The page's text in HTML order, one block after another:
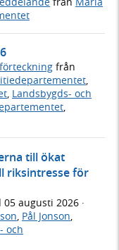
från
,
, Landsbygds- och
,
till ökat
riksintresse för
05 augusti 2026 ·
Pål Jonson
och